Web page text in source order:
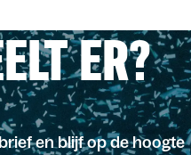
ER?
en blijf op de hoogte